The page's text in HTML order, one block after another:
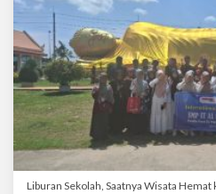
Liburan Sekolah, Saatnya Wisata Hemat